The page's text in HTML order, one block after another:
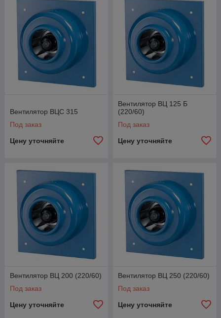
Вентилятор ВЦС 315
Под заказ
Цену уточняйте
Вентилятор ВЦ 125 Б
(220/60)
Под заказ
Цену уточняйте
Вентилятор ВЦ 200 (220/60)
Под заказ
Цену уточняйте
Вентилятор ВЦ 250 (220/60)
Под заказ
Цену уточняйте